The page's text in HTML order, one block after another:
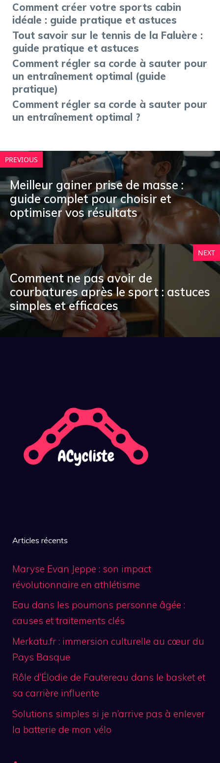
Comment créer votre sports cabin
idéale : guide pratique et astuces
Tout savoir sur le tennis de la Faluère :
guide pratique et astuces
Comment régler sa corde à sauter pour
un entraînement optimal (guide
pratique)
Comment régler sa corde à sauter pour
un entraînement optimal ?
PREVIOUS
Meilleur gainer prise de masse :
guide complet pour choisir et
optimiser vos résultats
NEXT
Comment ne pas avoir de
courbatures après le sport : astuces
simples et efficaces
Articles récents
Maryse Evan Jeppe : son impact
révolutionnaire en athlétisme
Eau dans les poumons personne âgée :
causes et traitements clés
Merkatu.fr : immersion culturelle au cœur du
Pays Basque
Rôle d’Élodie de Fautereau dans le basket et
sa carrière influente
Solutions simples si je n’arrive pas à enlever
la batterie de mon vélo